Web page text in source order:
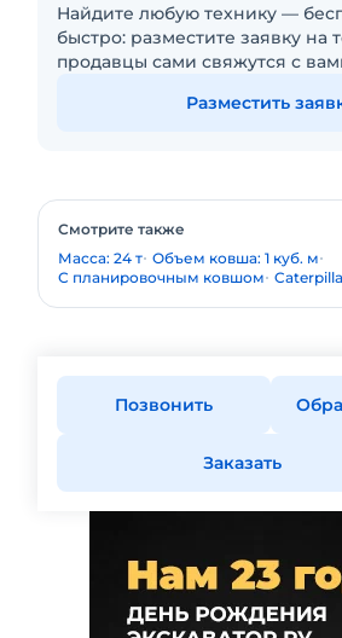
Найдите любую технику —
быстро: разместите заявку на
продавцы сами свяжутся с
Разместить
Смотрите также
Масса: 24 т Объем ковша: 1 куб. м
С планировочным ковшом
Позвонить
Заказать